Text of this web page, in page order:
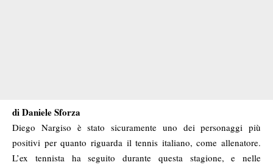
di Daniele Sforza
Diego Nargiso è stato sicuramente uno dei personaggi più
positivi per quanto riguarda il tennis italiano, come allenatore.
L’ex tennista ha seguito durante questa stagione, e nelle